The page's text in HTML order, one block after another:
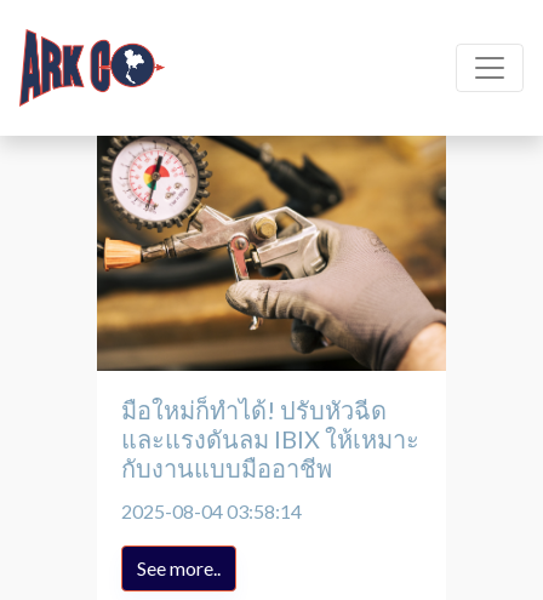
มือใหม่ก็ทำได้! ปรับหัวฉีด
และแรงดันลม IBIX ให้เหมาะ
กับงานแบบมืออาชีพ
2025-08-04 03:58:14
See more..